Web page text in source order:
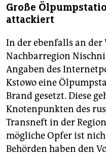
Große
attackiert
In der ebenfalls an der
Nachbarregion
Angaben des
Kstowo eine
Brand gesetzt. Diese
Knotenpunkten des
Transneft in der
mögliche Opfer ist
Behörden haben den